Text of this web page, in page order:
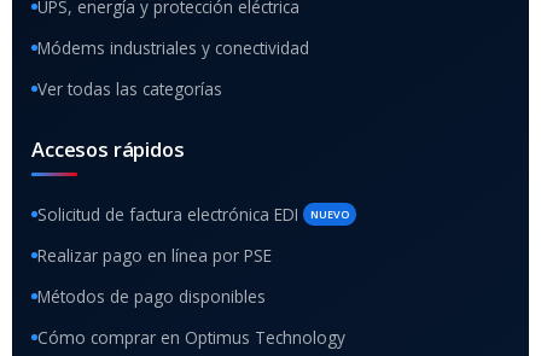
UPS, energía y protección eléctrica
Módems industriales y conectividad
Ver todas las categorías
Accesos rápidos
Solicitud de factura electrónica EDI NUEVO
Realizar pago en línea por PSE
Métodos de pago disponibles
Cómo comprar en Optimus Technology